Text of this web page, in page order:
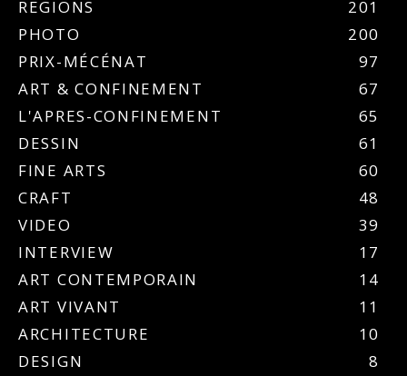
REGIONS
201
PHOTO
200
PRIX-MÉCÉNAT
97
ART & CONFINEMENT
67
L'APRES-CONFINEMENT
65
DESSIN
61
FINE ARTS
60
CRAFT
48
VIDEO
39
INTERVIEW
17
ART CONTEMPORAIN
14
ART VIVANT
11
ARCHITECTURE
10
DESIGN
8